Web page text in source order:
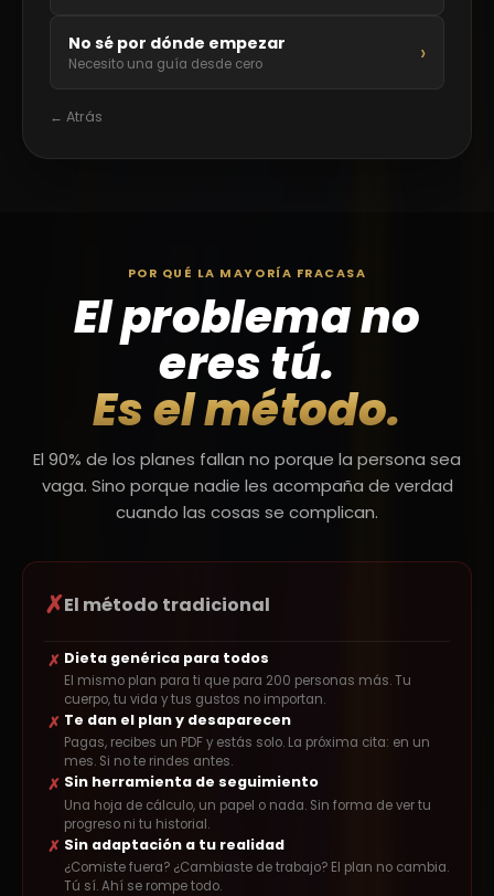
No sé por dónde empezar
Necesito una guía desde cero ›
← Atrás
POR QUÉ LA MAYORÍA FRACASA
El problema no
eres tú.
Es el método.
El 90% de los planes fallan no porque la persona sea
vaga. Sino porque nadie les acompaña de verdad
cuando las cosas se complican.
✗El método tradicional
✗ Dieta genérica para todos
El mismo plan para ti que para 200 personas más. Tu
cuerpo, tu vida y tus gustos no importan.
✗ Te dan el plan y desaparecen
Pagas, recibes un PDF y estás solo. La próxima cita: en un
mes. Si no te rindes antes.
✗ Sin herramienta de seguimiento
Una hoja de cálculo, un papel o nada. Sin forma de ver tu
progreso ni tu historial.
✗ Sin adaptación a tu realidad
¿Comiste fuera? ¿Cambiaste de trabajo? El plan no cambia.
Tú sí. Ahí se rompe todo.